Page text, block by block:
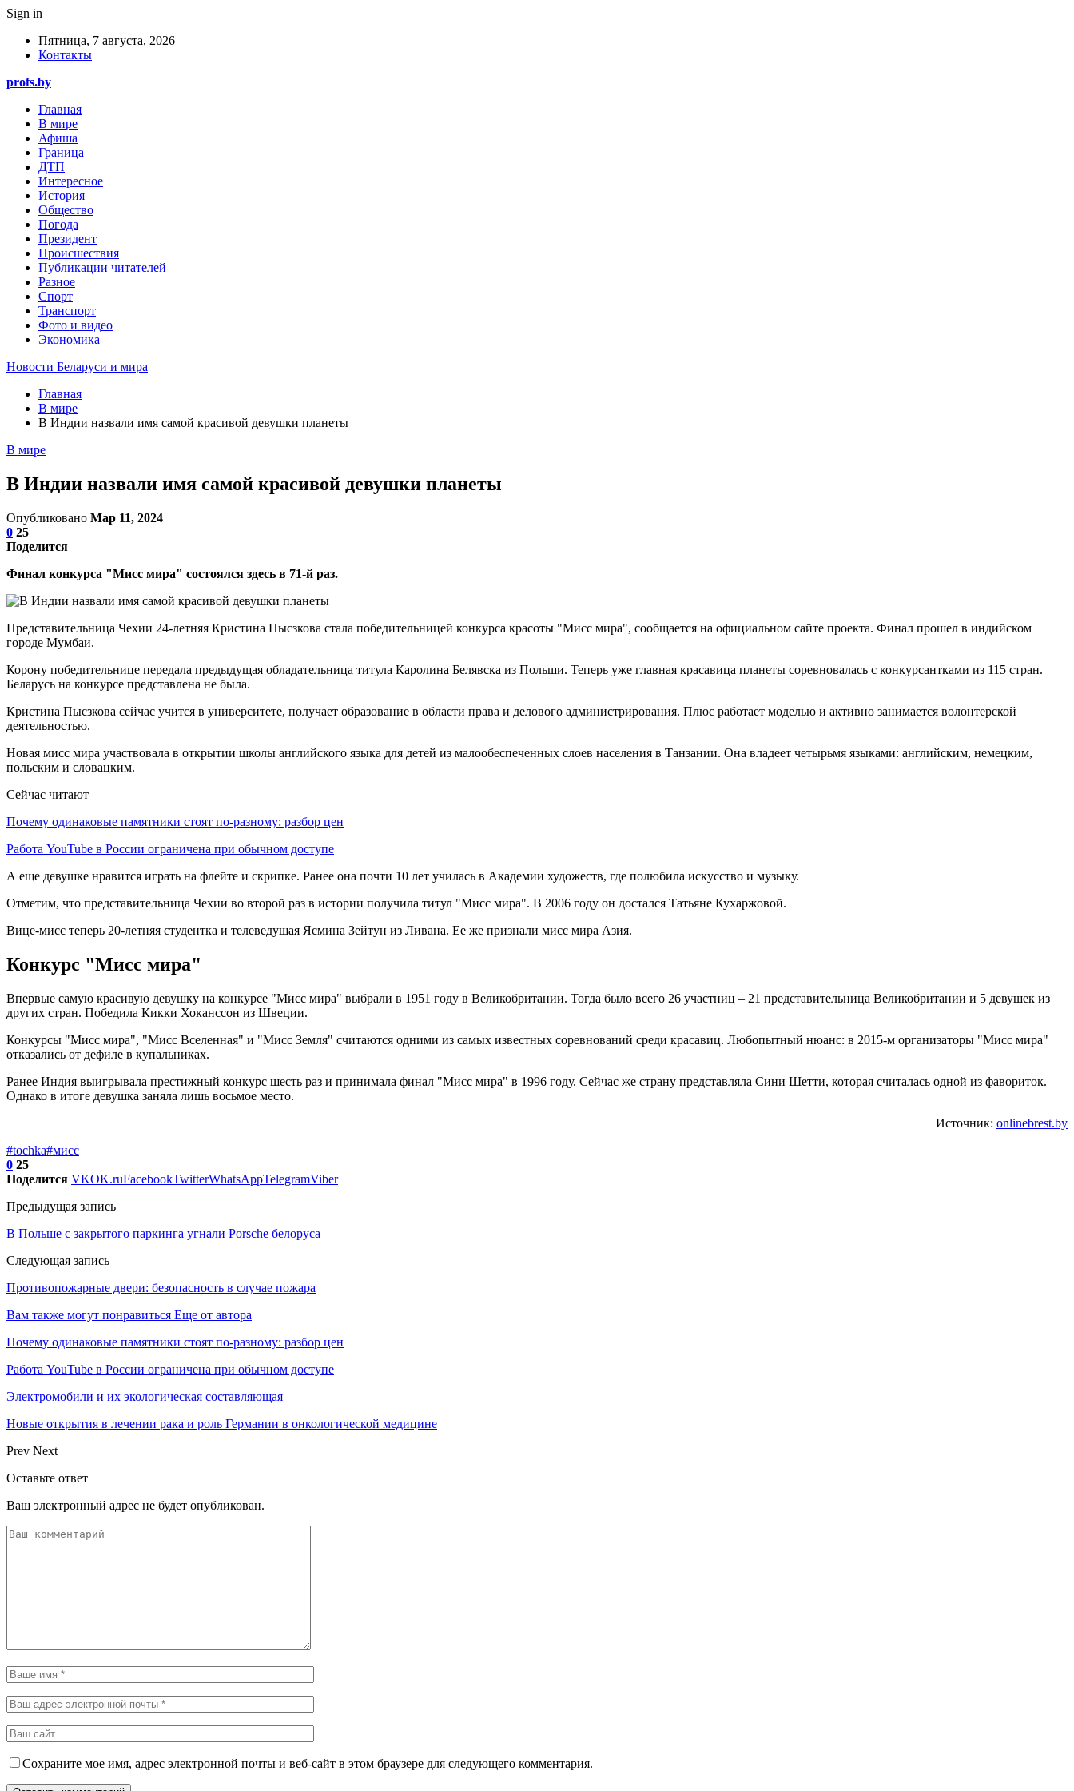
Sign in
Пятница, 7 августа, 2026
Контакты
profs.by
Главная
В мире
Афиша
Граница
ДТП
Интересное
История
Общество
Погода
Президент
Происшествия
Публикации читателей
Разное
Спорт
Транспорт
Фото и видео
Экономика
Новости Беларуси и мира
Главная
В мире
В Индии назвали имя самой красивой девушки планеты
В мире
В Индии назвали имя самой красивой девушки планеты
Опубликовано Мар 11, 2024
0 25
Поделится
Финал конкурса "Мисс мира" состоялся здесь в 71-й раз.
Представительница Чехии 24-летняя Кристина Пысзкова стала победительницей конкурса красоты "Мисс мира", сообщается на официальном сайте проекта. Финал прошел в индийском
городе Мумбаи.
Корону победительнице передала предыдущая обладательница титула Каролина Белявска из Польши. Теперь уже главная красавица планеты соревновалась с конкурсантками из 115 стран.
Беларусь на конкурсе представлена не была.
Кристина Пысзкова сейчас учится в университете, получает образование в области права и делового администрирования. Плюс работает моделью и активно занимается волонтерской
деятельностью.
Новая мисс мира участвовала в открытии школы английского языка для детей из малообеспеченных слоев населения в Танзании. Она владеет четырьмя языками: английским, немецким,
польским и словацким.
Сейчас читают
Почему одинаковые памятники стоят по-разному: разбор цен
Работа YouTube в России ограничена при обычном доступе
А еще девушке нравится играть на флейте и скрипке. Ранее она почти 10 лет училась в Академии художеств, где полюбила искусство и музыку.
Отметим, что представительница Чехии во второй раз в истории получила титул "Мисс мира". В 2006 году он достался Татьяне Кухаржовой.
Вице-мисс теперь 20-летняя студентка и телеведущая Ясмина Зейтун из Ливана. Ее же признали мисс мира Азия.
Конкурс "Мисс мира"
Впервые самую красивую девушку на конкурсе "Мисс мира" выбрали в 1951 году в Великобритании. Тогда было всего 26 участниц – 21 представительница Великобритании и 5 девушек из
других стран. Победила Кикки Хоканссон из Швеции.
Конкурсы "Мисс мира", "Мисс Вселенная" и "Мисс Земля" считаются одними из самых известных соревнований среди красавиц. Любопытный нюанс: в 2015-м организаторы "Мисс мира"
отказались от дефиле в купальниках.
Ранее Индия выигрывала престижный конкурс шесть раз и принимала финал "Мисс мира" в 1996 году. Сейчас же страну представляла Сини Шетти, которая считалась одной из фавориток.
Однако в итоге девушка заняла лишь восьмое место.
Источник: onlinebrest.by
#tochka#мисс
0 25
Поделится VKOK.ruFacebookTwitterWhatsAppTelegramViber
Предыдущая запись
В Польше с закрытого паркинга угнали Porsche белоруса
Следующая запись
Противопожарные двери: безопасность в случае пожара
Вам также могут понравиться Еще от автора
Почему одинаковые памятники стоят по-разному: разбор цен
Работа YouTube в России ограничена при обычном доступе
Электромобили и их экологическая составляющая
Новые открытия в лечении рака и роль Германии в онкологической медицине
Prev Next
Оставьте ответ
Ваш электронный адрес не будет опубликован.
Сохраните мое имя, адрес электронной почты и веб-сайт в этом браузере для следующего комментария.